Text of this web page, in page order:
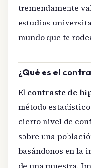
tremendamente
estudios
mundo que te
¿Qué es el
El contraste de
método
cierto nivel de
sobre una
basándonos en la
de una muestra.